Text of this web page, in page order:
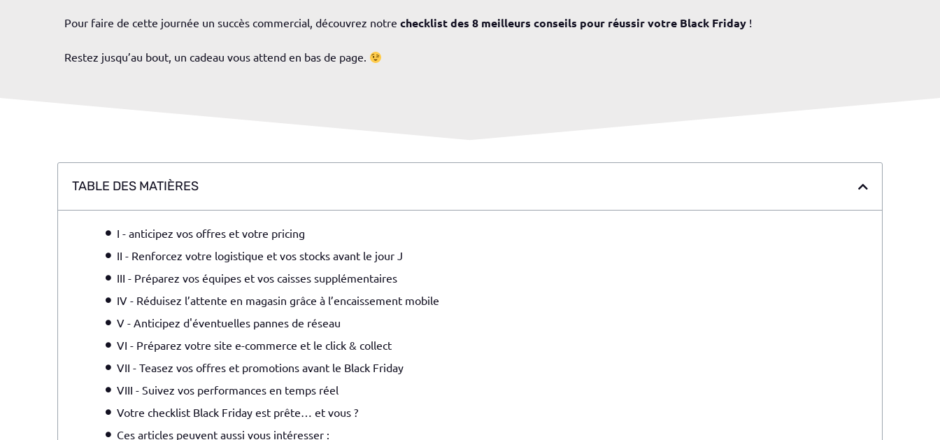
Pour faire de cette journée un succès commercial, découvrez notre checklist des 8 meilleurs conseils pour réussir votre Black Friday !
Restez jusqu’au bout, un cadeau vous attend en bas de page.
TABLE DES MATIÈRES
I - anticipez vos offres et votre pricing
II - Renforcez votre logistique et vos stocks avant le jour J
III - Préparez vos équipes et vos caisses supplémentaires
IV - Réduisez l’attente en magasin grâce à l’encaissement mobile
V - Anticipez d'éventuelles pannes de réseau
VI - Préparez votre site e-commerce et le click & collect
VII - Teasez vos offres et promotions avant le Black Friday
VIII - Suivez vos performances en temps réel
Votre checklist Black Friday est prête… et vous ?
Ces articles peuvent aussi vous intéresser :